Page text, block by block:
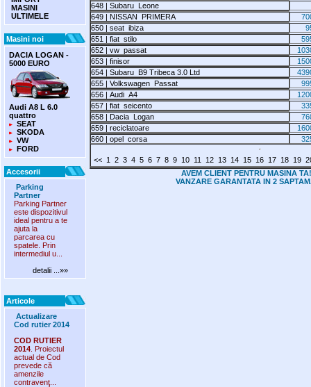
MASINI
ULTIMELE
Masini noi
DACIA LOGAN -
5000 EURO
Audi A8 L 6.0
quattro
SEAT
SKODA
VW
FORD
Accesorii
Parking
Partner
Parking Partner
este dispozitivul
ideal pentru a te
ajuta la
parcarea cu
spatele. Prin
intermediul u...
detalii ...»»
Articole
Actualizare
Cod rutier 2014
COD RUTIER
2014 . Proiectul
actual de Cod
prevede că
amenzile
contravenţ...
648 | Subaru Leone
649 | NISSAN PRIMERA
650 | seat ibiza
651 | fiat stilo
652 | vw passat
653 | finisor
654 | Subaru B9 Tribeca 3.0 Ltd
655 | Volkswagen Passat
656 | Audi A4
657 | fiat seicento
658 | Dacia Logan
659 | reciclatoare
660 | opel corsa
<< 1 2 3 4 5 6 7 8 9 10 11 12 13 14 15 16 17 18 19
AVEM CLIENT PENTRU MASINA
VANZARE GARANTATA IN 2